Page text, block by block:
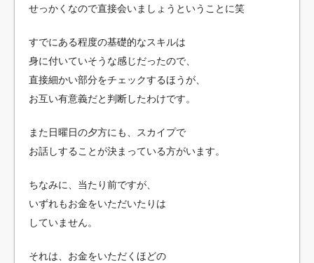
せっかくなので直接会いましょうということに笑
すでにある程度の基礎的なスキルは
身に付いていそうな感じだったので、
直接細かい部分をチェックするほうが、
お互い有意義だと判断したわけです。
また日曜日の夕方にも、スカイプで
お話しすることが決まっている方がいます。
ちなみに、当たり前ですが、
いずれもお金をいただいたりは
していません。
それは、お金をいただくほどの